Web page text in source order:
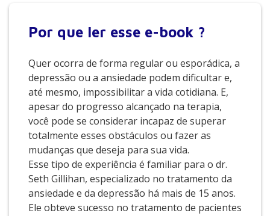
Por que ler esse e-book ?
Quer ocorra de forma regular ou esporádica, a
depressão ou a ansiedade podem dificultar e,
até mesmo, impossibilitar a vida cotidiana. E,
apesar do progresso alcançado na terapia,
você pode se considerar incapaz de superar
totalmente esses obstáculos ou fazer as
mudanças que deseja para sua vida.
Esse tipo de experiência é familiar para o dr.
Seth Gillihan, especializado no tratamento da
ansiedade e da depressão há mais de 15 anos.
Ele obteve sucesso no tratamento de pacientes